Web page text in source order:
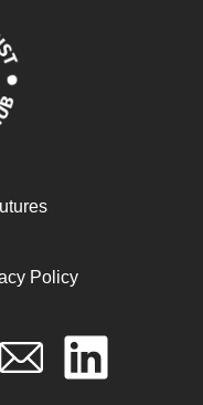
Policy